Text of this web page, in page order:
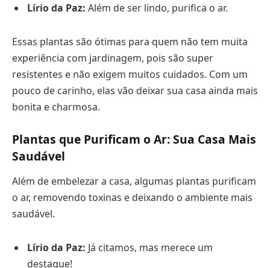
Lírio da Paz: Além de ser lindo, purifica o ar.
Essas plantas são ótimas para quem não tem muita
experiência com jardinagem, pois são super
resistentes e não exigem muitos cuidados. Com um
pouco de carinho, elas vão deixar sua casa ainda mais
bonita e charmosa.
Plantas que Purificam o Ar: Sua Casa Mais
Saudável
Além de embelezar a casa, algumas plantas purificam
o ar, removendo toxinas e deixando o ambiente mais
saudável.
Lírio da Paz: Já citamos, mas merece um
destaque!